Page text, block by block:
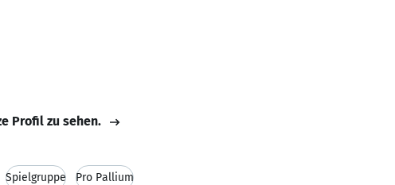
Profil zu sehen.
Spielgruppe Pro Pallium